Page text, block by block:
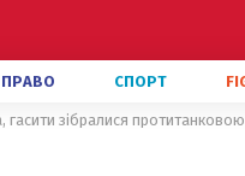
ПРАВО СПОРТ
зібралися